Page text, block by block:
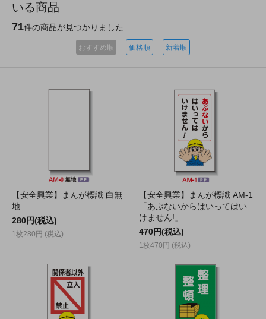
いる商品
71件の商品が見つかりました
おすすめ順 価格順 新着順
【安全興業】まんが標識 白無
地
280円(税込)
1枚280円 (税込)
【安全興業】まんが標識 AM-1
「あぶないからはいってはい
けません!」
470円(税込)
1枚470円 (税込)